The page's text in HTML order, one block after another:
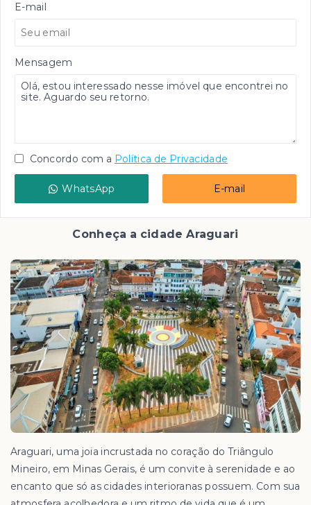
E-mail
Mensagem
Concordo com a Política de Privacidade
WhatsApp E-mail
Conheça a cidade Araguari
Araguari, uma joia incrustada no coração do Triângulo
Mineiro, em Minas Gerais, é um convite à serenidade e ao
encanto que só as cidades interioranas possuem. Com sua